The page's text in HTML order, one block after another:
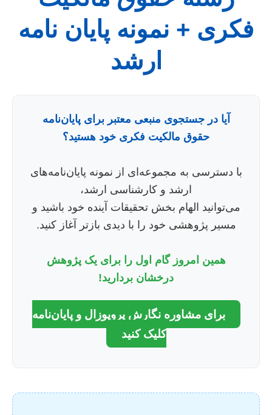
فکری + نمونه پایان نامه
ارشد
آیا در جستجوی منبعی معتبر برای پایان‌نامه
حقوق مالکیت فکری خود هستید؟
با دسترسی به مجموعه‌ای از نمونه پایان‌نامه‌های
ارشد و کارشناسی ارشد،
می‌توانید الهام بخش تحقیقات آینده خود باشید و
مسیر پژوهشی خود را با دیدی بازتر آغاز کنید.
همین امروز گام اول را برای یک پژوهش
درخشان بردارید!
برای مشاوره نگارش پروپوزال و پایان‌نامه
کلیک کنید